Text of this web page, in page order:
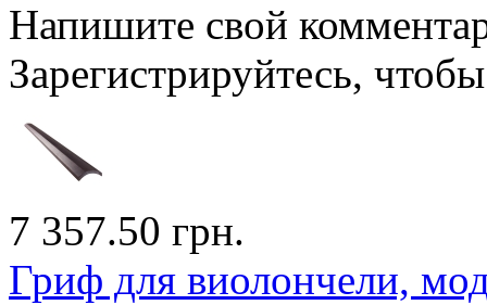
Напишите свой
Зарегистрируйтесь,
7 357.50 грн.
Гриф для виолончели,